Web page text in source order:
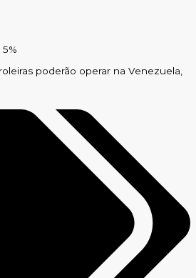
poderão operar na Venezuela,